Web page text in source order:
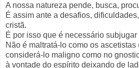
A nossa natureza pende, busca,
É assim ante a desafios,
cristã.
É por isso que é necessário
Não é maltratá-lo como os
considerá-lo maligno como no
à vontade do espírito deixando de